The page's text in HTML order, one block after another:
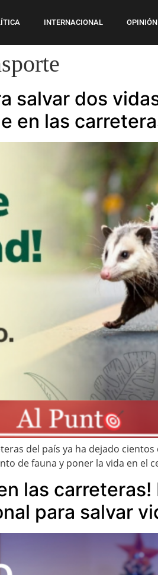
INTERNACIONAL OPINIÓN
salvar dos
en las
del país ya ha dejado
de fauna y poner la vida en el
las
para salvar